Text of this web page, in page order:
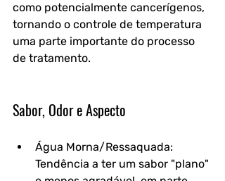
como potencialmente cancerígenos,
tornando o controle de temperatura
uma parte importante do processo
de tratamento.
Sabor, Odor e Aspecto
Água Morna/Ressaquada:
Tendência a ter um sabor "plano"